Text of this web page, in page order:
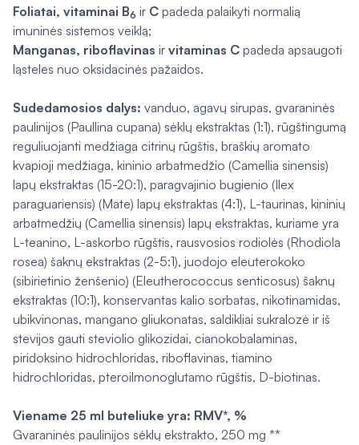
Foliatai, vitaminai B6 ir C padeda palaikyti normalią
imuninės sistemos veiklą;
Manganas, riboflavinas ir vitaminas C padeda apsaugoti
ląsteles nuo oksidacinės pažaidos.
Sudedamosios dalys: vanduo, agavų sirupas, gvaraninės
paulinijos (Paullina cupana) sėklų ekstraktas (1:1), rūgštingumą
reguliuojanti medžiaga citrinų rūgštis, braškių aromato
kvapioji medžiaga, kininio arbatmedžio (Camellia sinensis)
lapų ekstraktas (15-20:1), paragvajinio bugienio (Ilex
paraguariensis) (Mate) lapų ekstraktas (4:1), L-taurinas, kininių
arbatmedžių (Camellia sinensis) lapų ekstraktas, kuriame yra
L-teanino, L-askorbo rūgštis, rausvosios rodiolės (Rhodiola
rosea) šaknų ekstraktas (2-5:1), juodojo eleuterokoko
(sibirietinio ženšenio) (Eleutherococcus senticosus) šaknų
ekstraktas (10:1), konservantas kalio sorbatas, nikotinamidas,
ubikvinonas, mangano gliukonatas, saldikliai sukralozė ir iš
stevijos gauti steviolio glikozidai, cianokobalaminas,
piridoksino hidrochloridas, riboflavinas, tiamino
hidrochloridas, pteroilmonoglutamo rūgštis, D-biotinas.
Viename 25 ml buteliuke yra: RMV*, %
Gvaraninės paulinijos sėklų ekstrakto, 250 mg **